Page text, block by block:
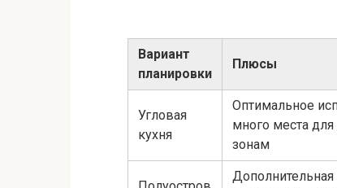
Вариант
планировки
Плюсы
Угловая
кухня
Оптимальное
много места для
зонам
Дополнительная